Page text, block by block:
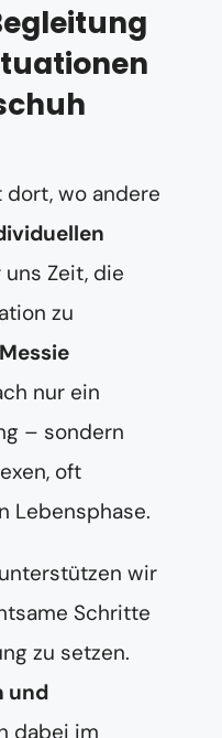
wo andere
Zeit, die
zu
Messie
nur ein
– sondern
oft
Lebensphase.
wir
Schritte
zu setzen.
und
dabei im